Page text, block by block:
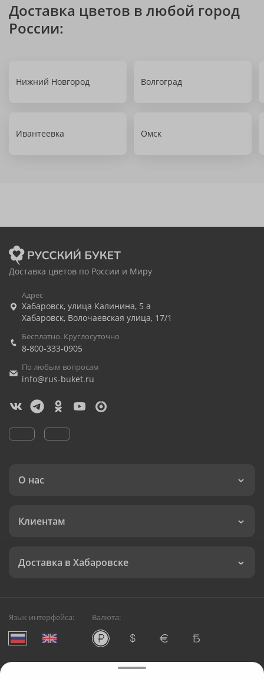
Доставка цветов в любой город
России:
Нижний Новгород Волгоград
Ивантеевка Омск
Доставка цветов по России и Миру
Адрес
Хабаровск, улица Калинина, 5 а
Хабаровск, Волочаевская улица, 17/1
Бесплатно. Круглосуточно
8-800-333-0905
По любым вопросам
info@rus-buket.ru
О нас
Клиентам
Доставка в Хабаровске
Язык интерфейса: Валюта:
Служба круглосуточной доставки цветов в Хабаровске